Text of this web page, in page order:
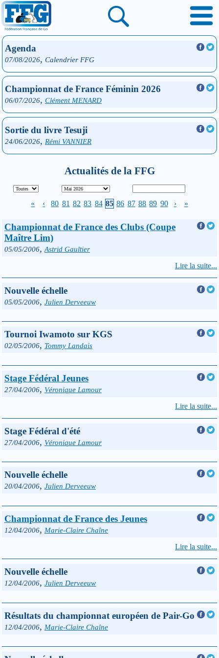
Agenda
07/08/2026, Calendrier FFG
Championnat de France Féminin 2026
06/07/2026, Clément MENARD
Sortie du livre Tesuji
24/06/2026, Rémi VANNIER
Actualités de la FFG
« ‹ 80 81 82 83 84 85 86 87 88 89 90 › »
Championnat de France des Clubs (Coupe
Maître Lim)
05/05/2006, Astrid Gaultier
Lire la suite...
Nouvelle échelle
05/05/2006, Julien Derveeuw
Tournoi Iwamoto sur KGS
02/05/2006, Tommy Landais
Stage Fédéral Jeunes
27/04/2006, Véronique Lamour
Lire la suite...
Stage Fédéral d'été
27/04/2006, Véronique Lamour
Nouvelle échelle
20/04/2006, Julien Derveeuw
Championnat de France des Jeunes
12/04/2006, Marie-Claire Chaîne
Lire la suite...
Nouvelle échelle
12/04/2006, Julien Derveeuw
Résultats du championnat européen de Pair-Go
12/04/2006, Marie-Claire Chaîne